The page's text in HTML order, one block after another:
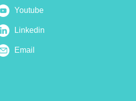
Youtube
Linkedin
Email